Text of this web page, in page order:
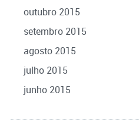
outubro 2015
setembro 2015
agosto 2015
julho 2015
junho 2015